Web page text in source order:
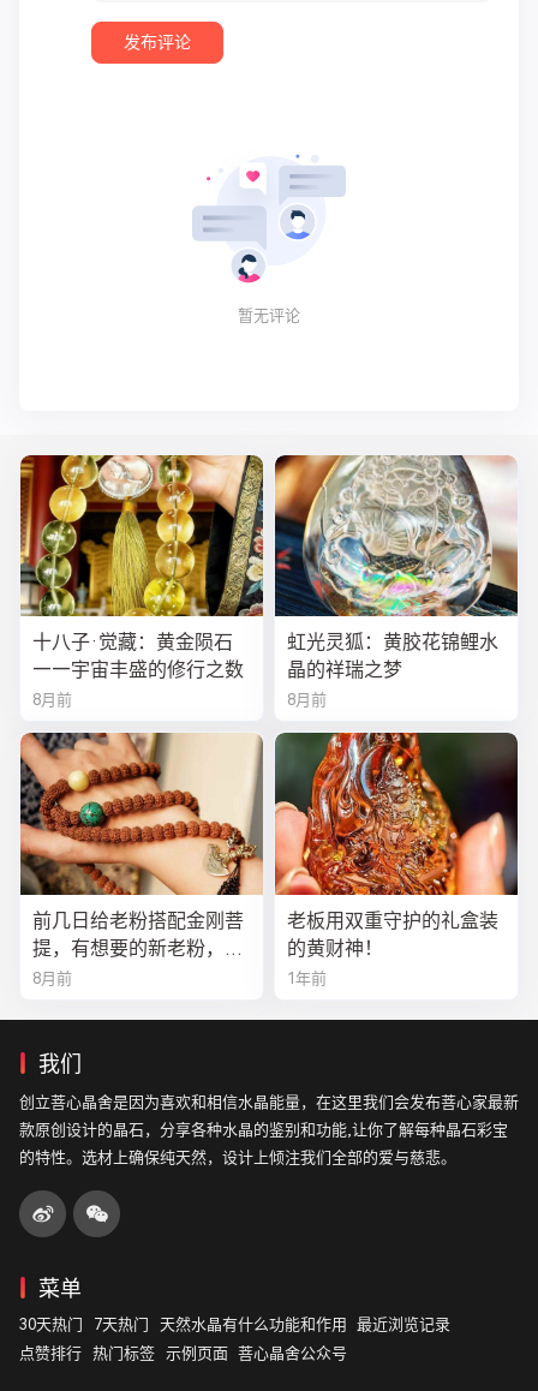
暂无评论
十八子·觉藏：黄金陨石
——宇宙丰盛的修行之数
8月前
虹光灵狐：黄胶花锦鲤水
晶的祥瑞之梦
8月前
前几日给老粉搭配金刚菩
提，有想要的新老粉，都
可以来排队
8月前
老板用双重守护的礼盒装
的黄财神！
1年前
我们
创立菩心晶舍是因为喜欢和相信水晶能量，在这里我们会发布菩心家最新
款原创设计的晶石，分享各种水晶的鉴别和功能,让你了解每种晶石彩宝
的特性。选材上确保纯天然，设计上倾注我们全部的爱与慈悲。
菜单
30天热门 7天热门 天然水晶有什么功能和作用
最近浏览记录
点赞排行 热门标签 示例页面 菩心晶舍公众号